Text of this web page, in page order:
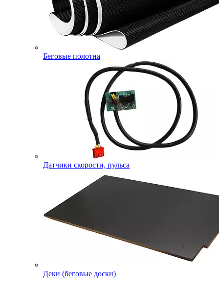
Беговые полотна
Датчики скорости, пульса
Деки (беговые доски)